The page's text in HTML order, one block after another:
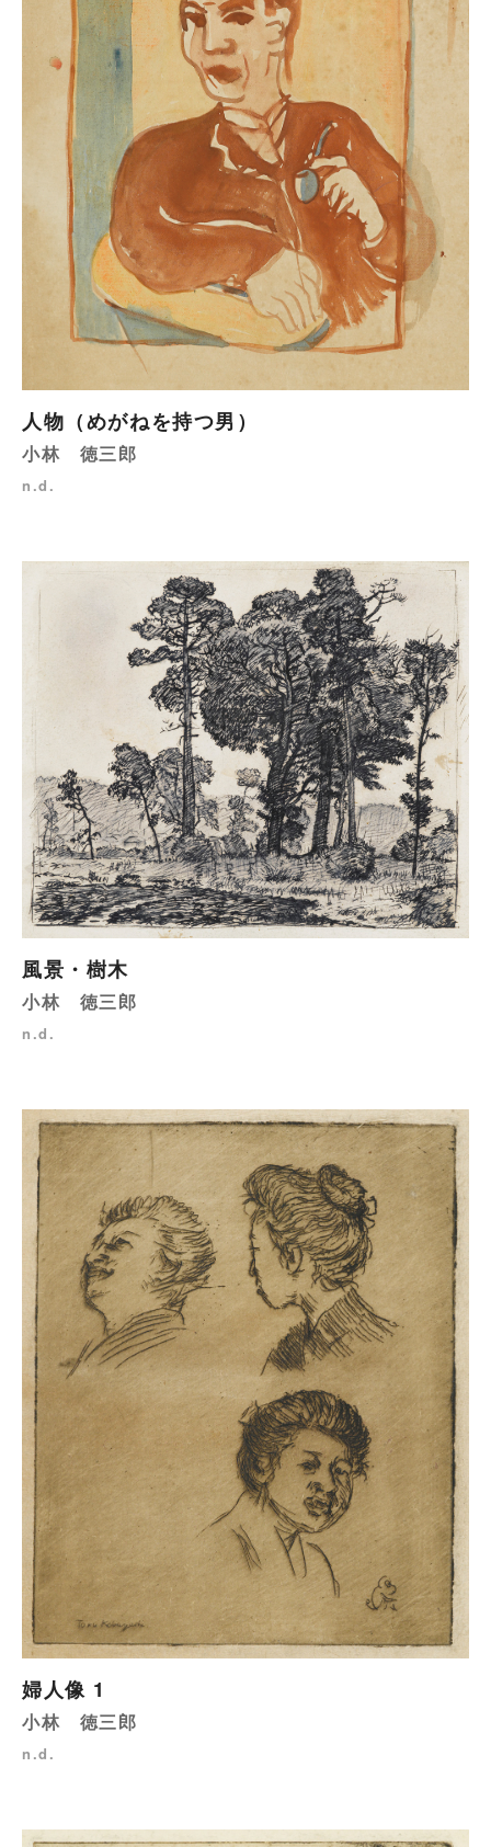
人物（めがねを持つ男）
小林 徳三郎
n.d.
風景・樹木
小林 徳三郎
n.d.
婦人像 1
小林 徳三郎
n.d.